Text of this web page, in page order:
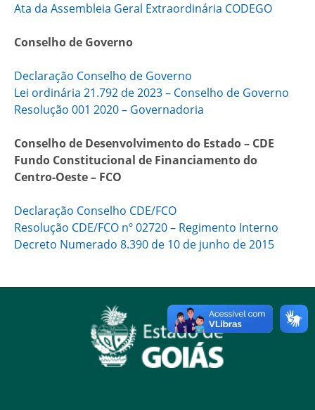
Ata da Assembleia Geral Extraordinária CODEGO
Conselho de Governo
Declaração Conselho de Governo
Lei ordinária 21.792 de 2023 – Conselho de Governo
Resolução 001 2020 – Governadoria
Conselho de Desenvolvimento do Estado – CDE
Fundo Constitucional de Financiamento do
Centro-Oeste – FCO
Declaração Conselho CDE/FCO
Resolução CDE/FCO nº 02720 – Regimento Interno
Decreto Numerado 8.390 de 10 de junho de 2015